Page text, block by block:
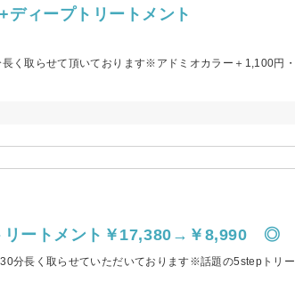
ディープトリートメント
く取らせて頂いております※アドミオカラー＋1,100円・
リートメント￥17,380→￥8,990 ◎
分長く取らせていただいております※話題の5stepトリー